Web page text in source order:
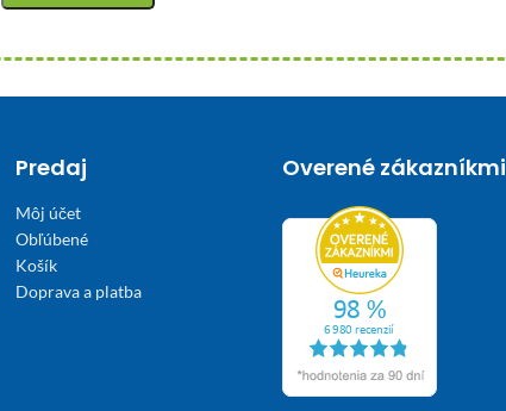
Predaj
Môj účet
Obľúbené
Košík
Doprava a platba
Overené zákazníkmi